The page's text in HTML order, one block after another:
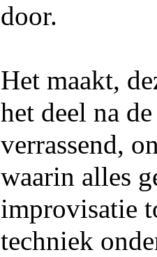
door.
Het maakt,
het deel na
verrassend,
waarin alles
improvisatie
techniek